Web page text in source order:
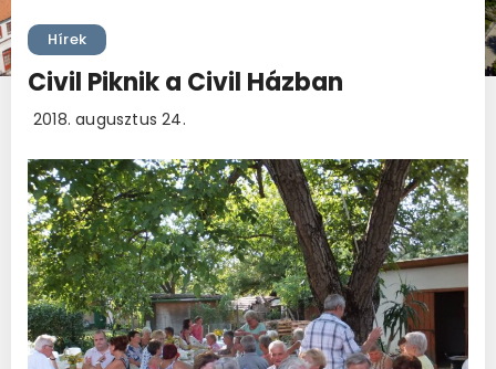
Hírek
Civil Piknik a Civil Házban
2018. augusztus 24.